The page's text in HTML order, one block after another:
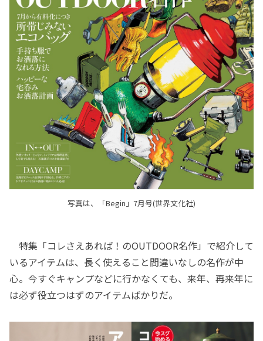
写真は、「Begin」7月号(世界文化社)
特集「コレさえあれば！のOUTDOOR名作」で紹介して
いるアイテムは、長く使えること間違いなしの名作が中
心。今すぐキャンプなどに行かなくても、来年、再来年に
は必ず役立つはずのアイテムばかりだ。